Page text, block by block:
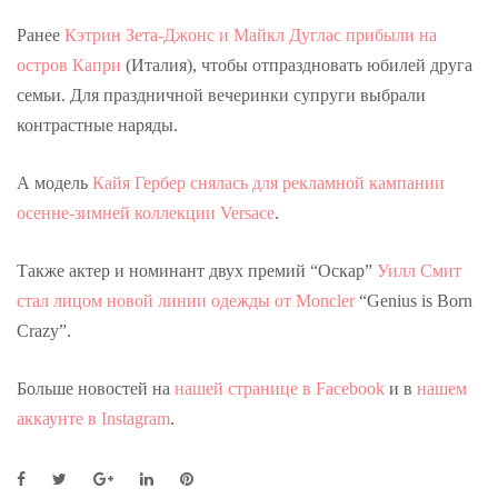
Ранее Кэтрин Зета-Джонс и Майкл Дуглас прибыли на
остров Капри (Италия), чтобы отпраздновать юбилей друга
семьи. Для праздничной вечеринки супруги выбрали
контрастные наряды.
А модель Кайя Гербер снялась для рекламной кампании
осенне-зимней коллекции Versace.
Также актер и номинант двух премий “Оскар” Уилл Смит
стал лицом новой линии одежды от Moncler“Genius is Born
Crazy”.
Больше новостей на нашей странице в Facebook и в нашем
аккаунте в Instagram.